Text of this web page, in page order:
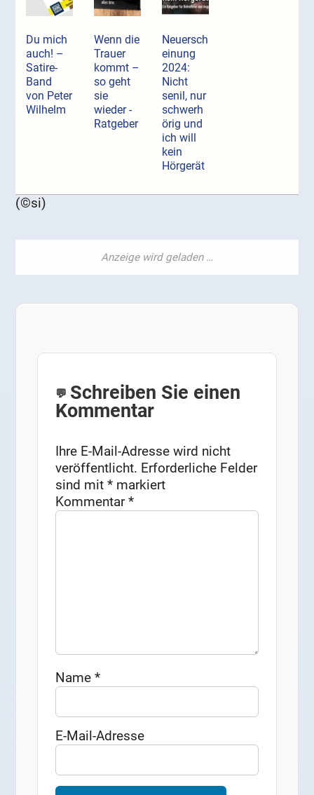
Du mich
auch! –
Satire-
Band
von Peter
Wilhelm
Wenn die
Trauer
kommt –
so geht
sie
wieder -
Ratgeber
Neuersch
einung
2024:
Nicht
senil, nur
schwerh
örig und
ich will
kein
Hörgerät
(©si)
Schreiben Sie einen
Kommentar
Ihre E-Mail-Adresse wird nicht
veröffentlicht. Erforderliche Felder
sind mit* markiert
Kommentar*
Name*
E-Mail-Adresse